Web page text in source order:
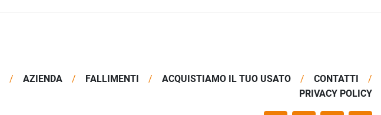
AZIENDA FALLIMENTI ACQUISTIAMO IL TUO USATO
CONTATTI
PRIVACY POLICY